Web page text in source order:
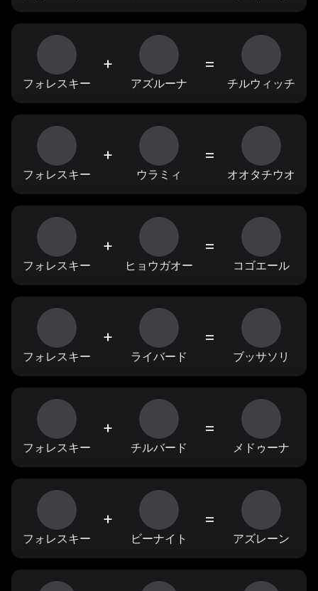
フォレスキー
+
アズルーナ
=
チルウィッチ
フォレスキー
+
ウラミィ
=
オオタチウオ
フォレスキー
+
ヒョウガオー
=
コゴエール
フォレスキー
+
ライバード
=
ブッサソリ
フォレスキー
+
チルバード
=
メドゥーナ
フォレスキー
+
ビーナイト
=
アズレーン